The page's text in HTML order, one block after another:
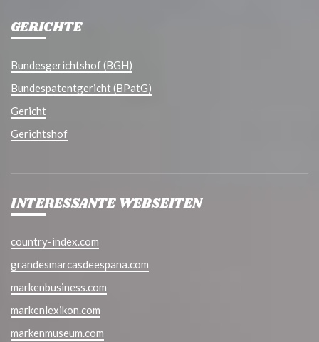
GERICHTE
Bundesgerichtshof (BGH)
Bundespatentgericht (BPatG)
Gericht
Gerichtshof
INTERESSANTE WEBSEITEN
country-index.com
grandesmarcasdeespana.com
markenbusiness.com
markenlexikon.com
markenmuseum.com